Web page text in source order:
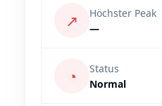
↗
Höchster Peak
—
◔
Status
Normal